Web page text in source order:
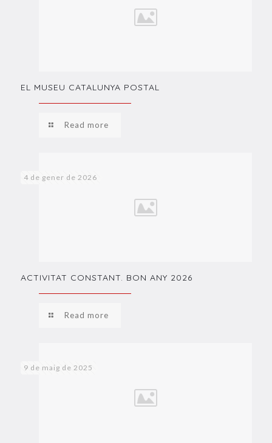
EL MUSEU CATALUNYA POSTAL
Read more
4 de gener de 2026
ACTIVITAT CONSTANT. BON ANY 2026
Read more
9 de maig de 2025